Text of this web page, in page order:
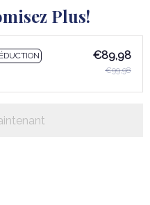
Plus!
€89,98
€99,98